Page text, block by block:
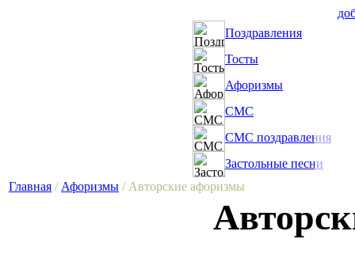
Поздравления
Тосты
Афоризмы
СМС
СМС поздравления
Застольные песни
Главная / Афоризмы / Авторские афоризмы